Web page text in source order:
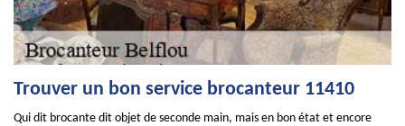
Trouver un bon service brocanteur 11410
Qui dit brocante dit objet de seconde main, mais en bon état et encore